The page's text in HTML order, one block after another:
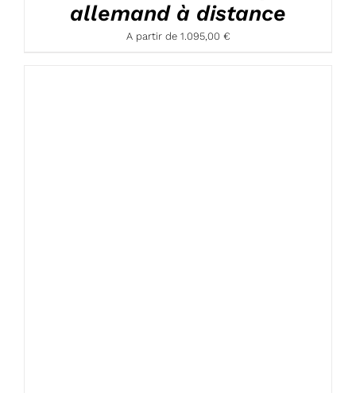
allemand à distance
A partir de 1.095,00 €